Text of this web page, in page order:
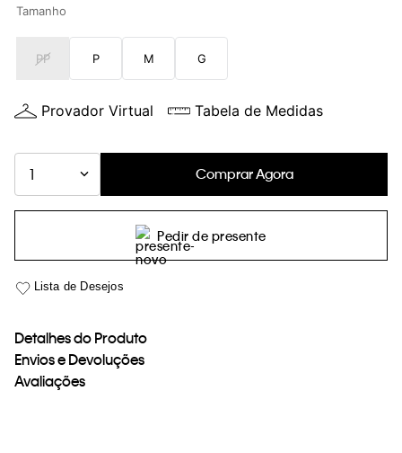
entre outros, a capacidade de comprar um item em nossa
Cookies acesse o link.
Tamanho
PP P M G
Provador Virtual Tabela de Medidas
1 Comprar Agora
Pedir de presente
Detalhes do Produto
Envios e Devoluções
Avaliações